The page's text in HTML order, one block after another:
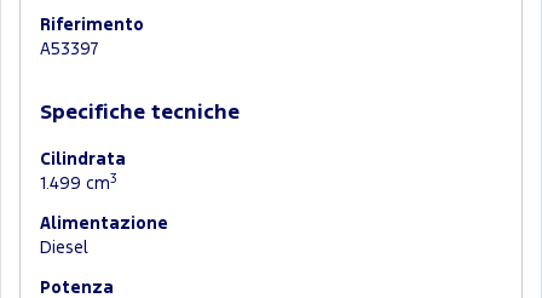
Riferimento
A53397
Specifiche tecniche
Cilindrata
1.499 cm3
Alimentazione
Diesel
Potenza